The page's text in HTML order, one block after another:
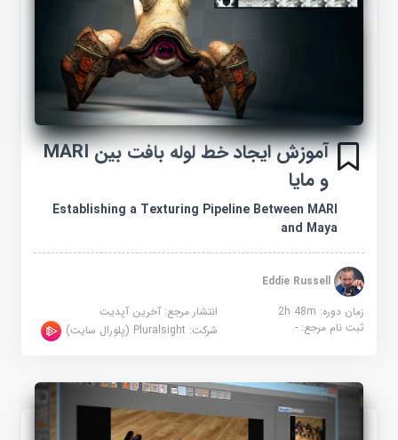
آموزش ایجاد خط لوله بافت بین MARI
و مایا
Establishing a Texturing Pipeline Between MARI
and Maya
Eddie Russell
زمان دوره: 2h 48m
انتشار مرجع:آخرین آپدیت
ثبت نام مرجع:- شرکت:Pluralsight (پلورال سایت)